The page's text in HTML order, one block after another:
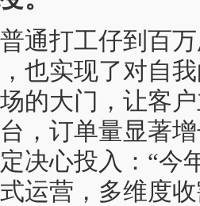
打工仔到百万
也实现了对自
的大门，让客
，订单量显著
决心投入：“今
运营，多维度